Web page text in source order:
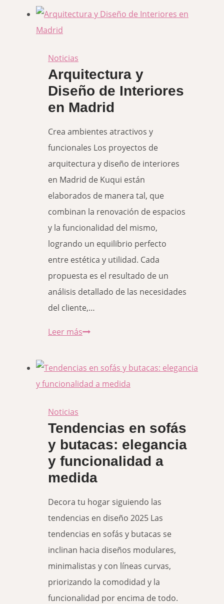
en
tu
calidad
sueño
Noticias
Arquitectura y
Diseño de Interiores
en Madrid
Crea ambientes atractivos y
funcionales Los proyectos de
arquitectura y diseño de interiores
en Madrid de Kuqui están
elaborados de manera tal, que
combinan la renovación de espacios
y la funcionalidad del mismo,
logrando un equilibrio perfecto
entre estética y utilidad. Cada
propuesta es el resultado de un
análisis detallado de las necesidades
del cliente,…
Leer másArquitectura
de
Madrid
Noticias
Tendencias en sofás
y butacas: elegancia
y funcionalidad a
medida
Decora tu hogar siguiendo las
tendencias en diseño 2025 Las
tendencias en sofás y butacas se
inclinan hacia diseños modulares,
minimalistas y con líneas curvas,
priorizando la comodidad y la
funcionalidad por encima de todo.